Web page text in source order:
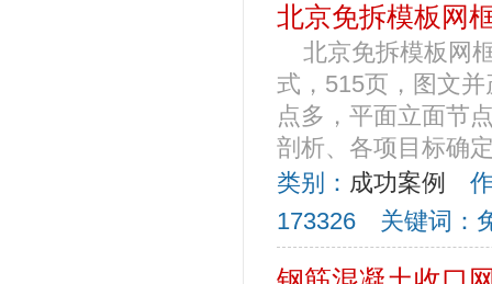
北京免拆模板网
北京免拆模板网
式，515页，图文
点多，平面立面节
剖析、各项目标确
类别： 成功案例
作
173326 关键词：